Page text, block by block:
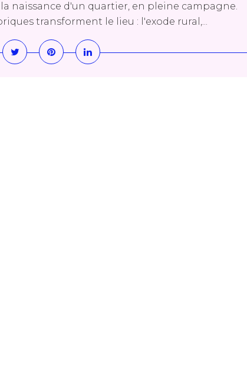
la naissance d'un quartier, en pleine campagne.
transforment le lieu : l'exode rural,...